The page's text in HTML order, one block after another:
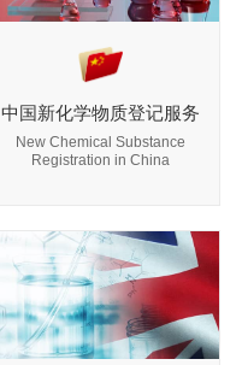
中国新化学物质登记服务
New Chemical Substance
Registration in China